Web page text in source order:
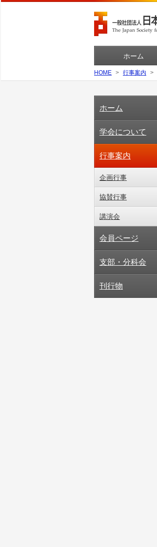
ホーム
HOME 行事案内
ホーム
学会について
行事案内
企画行事
協賛行事
講演会
会員ページ
支部・分科会
刊行物